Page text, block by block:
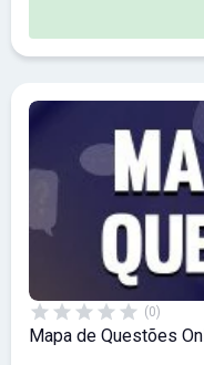
(0)
Mapa de Questões